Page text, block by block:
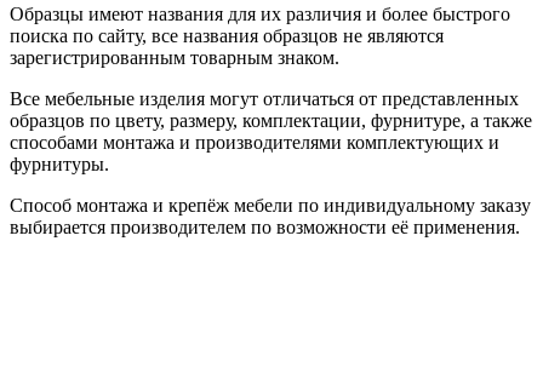
Образцы имеют названия для их различия и более быстрого
поиска по сайту, все названия образцов не являются
зарегистрированным товарным знаком.
Все мебельные изделия могут отличаться от представленных
образцов по цвету, размеру, комплектации, фурнитуре, а также
способами монтажа и производителями комплектующих и
фурнитуры.
Способ монтажа и крепёж мебели по индивидуальному заказу
выбирается производителем по возможности её применения.